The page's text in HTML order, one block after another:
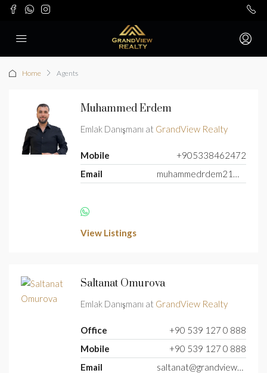
Home Agents
Muhammed Erdem
Emlak Danışmanı at GrandView Realty
Mobile
+905338462472
Email
muhammedrdem21@gmail.com
View Listings
Saltanat Omurova
Emlak Danışmanı at GrandView Realty
Office
+90 539 127 0 888
Mobile
+90 539 127 0 888
Email
saltanat@grandviewcy.com